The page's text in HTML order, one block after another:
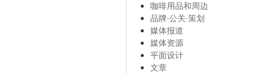
咖啡用品和周边
品牌·公关·策划
媒体报道
媒体资源
平面设计
文章